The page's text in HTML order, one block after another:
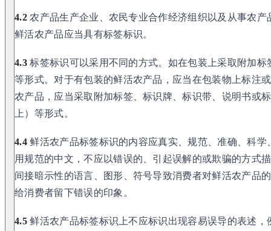
4.2农产品生产企业、农民专业合作经济组织以及从事农产
鲜活农产品应当具有标签标识。
4.3标签标识可以采用不同的方式。如在包装上采取附加标
等形式。对于有包装的鲜活农产品，应当在包装物上标注
农产品，应当采取附加标签、标识牌、标识带、说明书或
上）等形式。
4.4鲜活农产品标签标识的内容应真实、规范、准确、科学
用规范的中文，不应以错误的、引起误解的或欺骗的方式
间接暗示性的语言、图形、符号导致消费者对鲜活农产品
给消费者留下错误的印象。
4.5鲜活农产品标签标识上不应标识出现容易误导的表述，